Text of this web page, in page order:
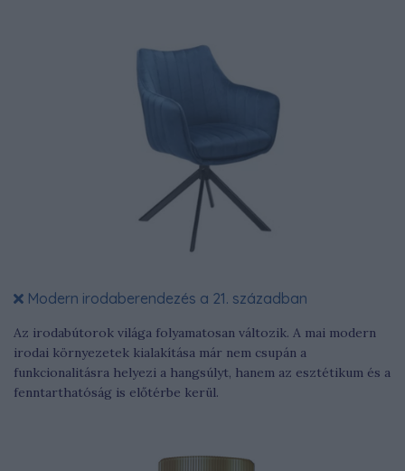
Modern irodaberendezés a 21. században
Az irodabútorok világa folyamatosan változik. A mai modern
irodai környezetek kialakítása már nem csupán a
funkcionalitásra helyezi a hangsúlyt, hanem az esztétikum és a
fenntarthatóság is előtérbe kerül.